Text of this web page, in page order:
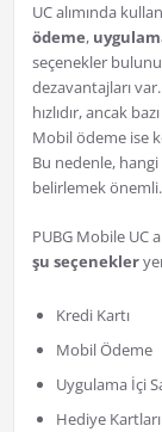
UC alımında
ödeme,
seçenekler
dezavantajları
hızlıdır, ancak
Mobil ödeme ise
Bu nedenle,
belirlemek önemli.
PUBG Mobile UC
şu seçenekler
Kredi Kartı
Mobil Ödeme
Uygulama İçi
Hediye Kartları